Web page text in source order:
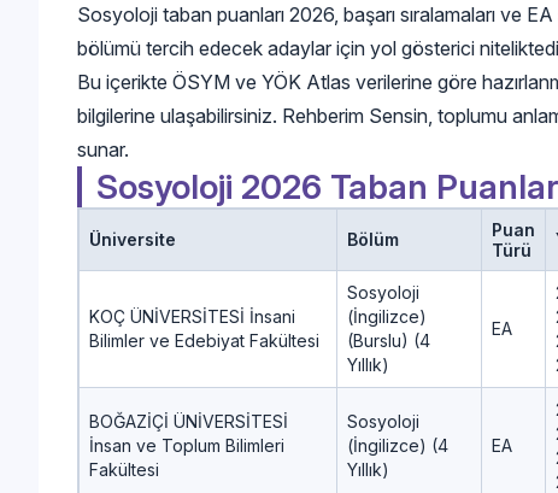
Sosyoloji taban puanları 2026, başarı sıralamaları ve
bölümü tercih edecek adaylar için yol gösterici
Bu içerikte ÖSYM ve YÖK Atlas verilerine göre
bilgilerine ulaşabilirsiniz. Rehberim Sensin, toplumu
sunar.
Sosyoloji 2026 Taban
Üniversite Bölüm
Puan
Türü
KOÇ ÜNİVERSİTESİ İnsani
Bilimler ve Edebiyat Fakültesi
Sosyoloji
(İngilizce)
(Burslu) (4
Yıllık)
EA
BOĞAZİÇİ ÜNİVERSİTESİ
İnsan ve Toplum Bilimleri
Fakültesi
Sosyoloji
(İngilizce) (4
Yıllık)
EA